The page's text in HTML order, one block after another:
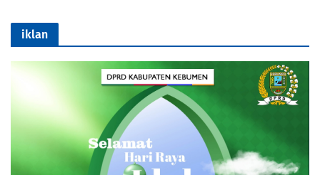
iklan